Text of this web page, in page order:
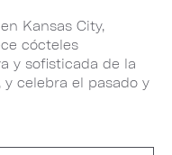
Kansas City,
cócteles
y sofisticada de la
celebra el pasado y